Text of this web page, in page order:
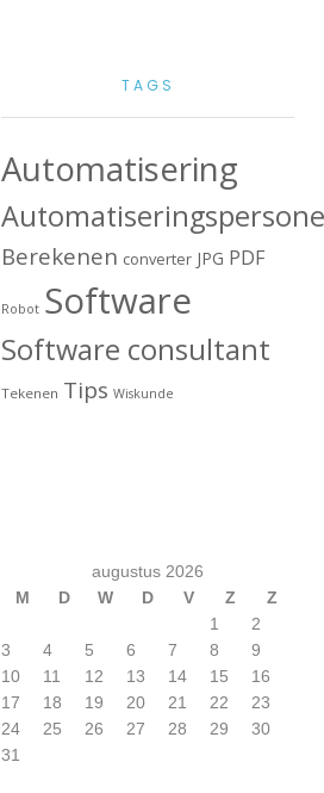
TAGS
Automatisering
Berekenen converter JPG PDF
Robot Software
Software consultant
Tekenen Tips Wiskunde
augustus 2026
M
D W D V Z
Z
1
2
3
4 5 6 7 8
9
10
11 12 13 14 15
16
17
18 19 20 21 22
23
24
25 26 27 28 29
30
31